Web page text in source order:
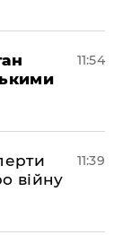
11:54
війну
11:39